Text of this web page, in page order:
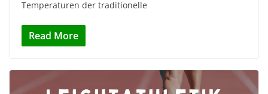
Temperaturen der traditionelle
Read More